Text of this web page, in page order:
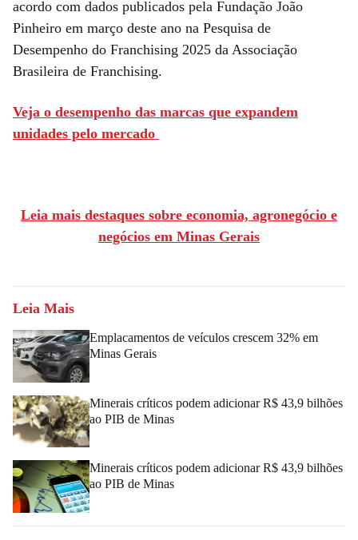
acordo com dados publicados pela Fundação João
Pinheiro em março deste ano na Pesquisa de
Desempenho do Franchising 2025 da Associação
Brasileira de Franchising.
Veja o desempenho das marcas que expandem
unidades pelo mercado
Leia mais destaques sobre economia, agronegócio e
negócios em Minas Gerais
Leia Mais
Emplacamentos de veículos crescem 32% em
Minas Gerais
Minerais críticos podem adicionar R$ 43,9 bilhões
ao PIB de Minas
Minerais críticos podem adicionar R$ 43,9 bilhões
ao PIB de Minas